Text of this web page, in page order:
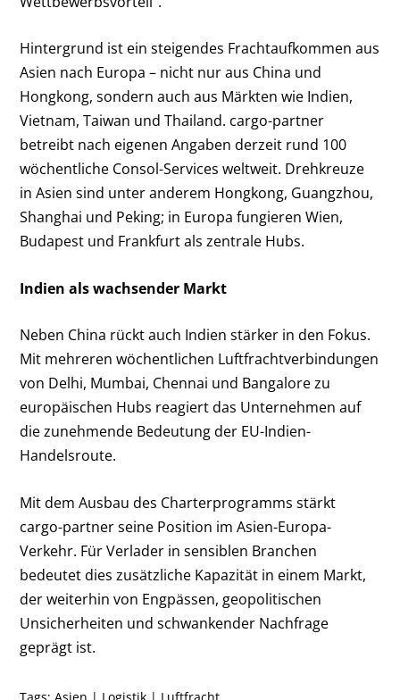
Hintergrund ist ein steigendes Frachtaufkommen aus
Asien nach Europa – nicht nur aus China und
Hongkong, sondern auch aus Märkten wie Indien,
Vietnam, Taiwan und Thailand. cargo-partner
betreibt nach eigenen Angaben derzeit rund 100
wöchentliche Consol-Services weltweit. Drehkreuze
in Asien sind unter anderem Hongkong, Guangzhou,
Shanghai und Peking; in Europa fungieren Wien,
Budapest und Frankfurt als zentrale Hubs.
Indien als wachsender Markt
Neben China rückt auch Indien stärker in den Fokus.
Mit mehreren wöchentlichen Luftfrachtverbindungen
von Delhi, Mumbai, Chennai und Bangalore zu
europäischen Hubs reagiert das Unternehmen auf
die zunehmende Bedeutung der EU-Indien-
Handelsroute.
Mit dem Ausbau des Charterprogramms stärkt
cargo-partner seine Position im Asien-Europa-
Verkehr. Für Verlader in sensiblen Branchen
bedeutet dies zusätzliche Kapazität in einem Markt,
der weiterhin von Engpässen, geopolitischen
Unsicherheiten und schwankender Nachfrage
geprägt ist.